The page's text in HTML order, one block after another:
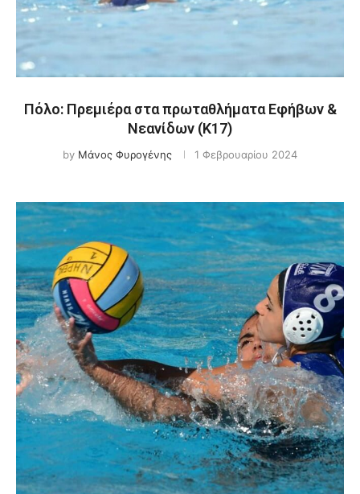
Πόλο: Πρεμιέρα στα πρωταθλήματα Εφήβων &
Νεανίδων (Κ17)
by Μάνος Φυρογένης 1 Φεβρουαρίου 2024